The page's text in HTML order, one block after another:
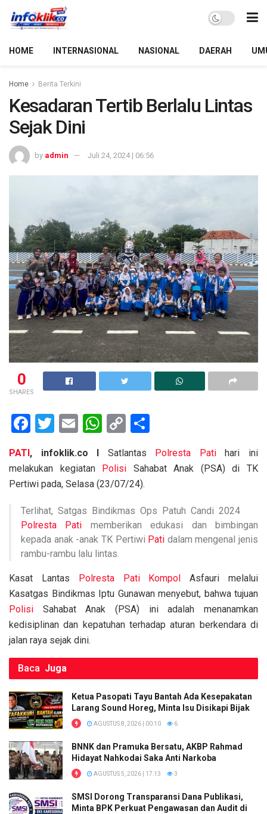
HOME INTERNASIONAL NASIONAL DAERAH
Home Berita Terkini
Kesadaran Tertib Berlalu Lintas
Sejak Dini
by admin Juli 24, 2024 | 06:56
0
SHARES
F
ce
b
o
k
T
tt
er
E
ail
W
at
s
p
p
C
py
Li
k
ar
PATI, infoklik.co I Satlantas Polresta Patihari ini
melakukan kegiatan Polisi Sahabat Anak (PSA) di TK
Pertiwi pada, Selasa (23/07/24).
Terlihat, Satgas Bindikmas Ops Patuh Candi 2024
Polresta Pati memberikan edukasi dan bimbingan
kepada anak -anak TK Pertiwi Pati dalam mengenal jenis
rambu-rambu lalu lintas.
Kasat Lantas Polresta Pati Kompol Asfauri melalui
Kasatgas Bindikmas Iptu Gunawan menyebut, bahwa tujuan
Polisi Sahabat Anak (PSA) ini adalah menanamkan
kedisiplinan dan kepatuhan terhadap aturan berkendara di
jalan raya sejak dini.
Baca Juga
Ketua Pasopati Tayu Bantah Ada Kesepakatan
Larang Sound Horeg, Minta Isu Disikapi Bijak
AGUSTUS 8, 2026 | 00:10 6
BNNK dan Pramuka Bersatu, AKBP Rahmad
Hidayat Nahkodai Saka Anti Narkoba
AGUSTUS 5, 2026 | 17:13 3
SMSI Dorong Transparansi Dana Publikasi,
Minta BPK Perkuat Pengawasan dan Audit di